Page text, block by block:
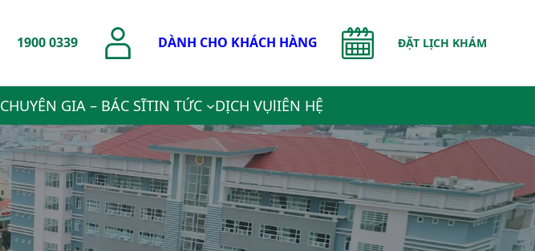
1900 0339 DÀNH CHO KHÁCH HÀNG ĐẶT LỊCH KHÁM
CHUYÊN GIA – BÁC SĨTIN TỨC DỊCH VỤlIÊN HỆ